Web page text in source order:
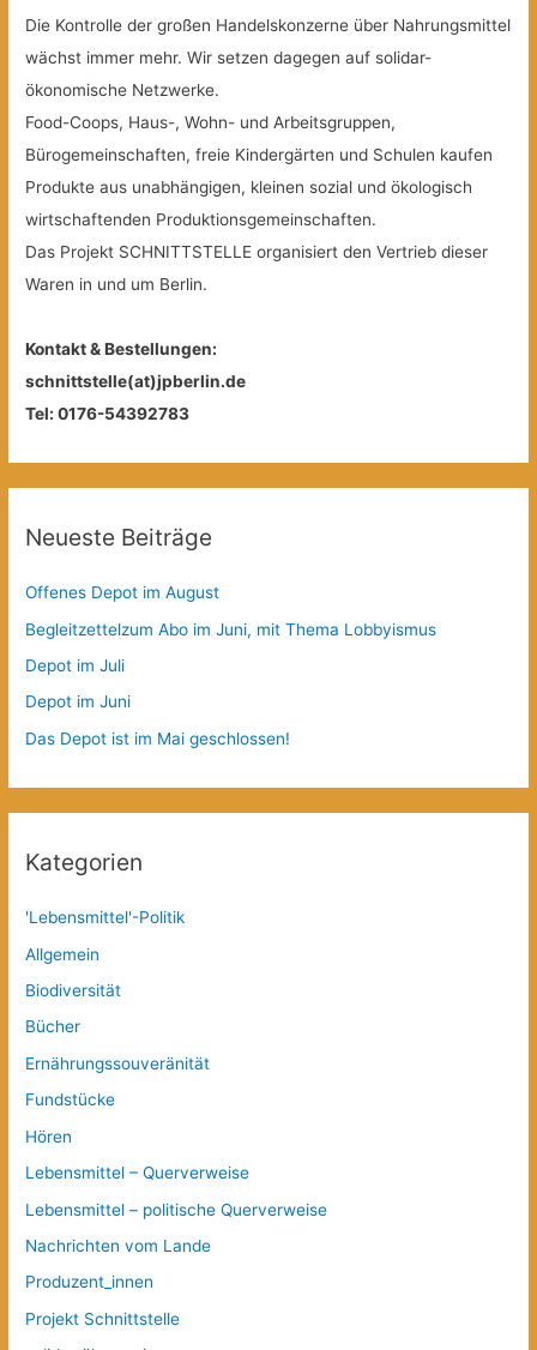
Die Kontrolle der großen Handelskonzerne über Nahrungsmittel
wächst immer mehr. Wir setzen dagegen auf solidar-
ökonomische Netzwerke.
Food-Coops, Haus-, Wohn- und Arbeitsgruppen,
Bürogemeinschaften, freie Kindergärten und Schulen kaufen
Produkte aus unabhängigen, kleinen sozial und ökologisch
wirtschaftenden Produktionsgemeinschaften.
Das Projekt SCHNITTSTELLE organisiert den Vertrieb dieser
Waren in und um Berlin.
Kontakt & Bestellungen:
schnittstelle(at)jpberlin.de
Tel: 0176-54392783
Neueste Beiträge
Offenes Depot im August
Begleitzettelzum Abo im Juni, mit Thema Lobbyismus
Depot im Juli
Depot im Juni
Das Depot ist im Mai geschlossen!
Kategorien
'Lebensmittel'-Politik
Allgemein
Biodiversität
Bücher
Ernährungssouveränität
Fundstücke
Hören
Lebensmittel – Querverweise
Lebensmittel – politische Querverweise
Nachrichten vom Lande
Produzent_innen
Projekt Schnittstelle